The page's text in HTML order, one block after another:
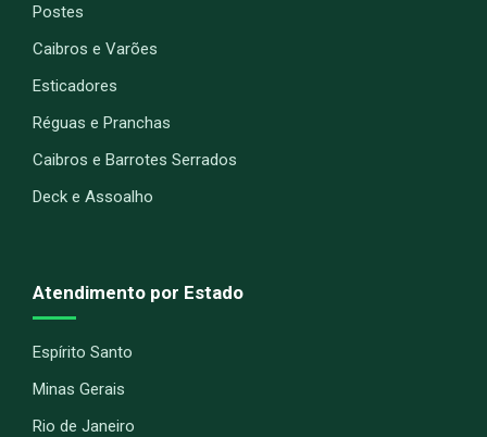
Postes
Caibros e Varões
Esticadores
Réguas e Pranchas
Caibros e Barrotes Serrados
Deck e Assoalho
Atendimento por Estado
Espírito Santo
Minas Gerais
Rio de Janeiro